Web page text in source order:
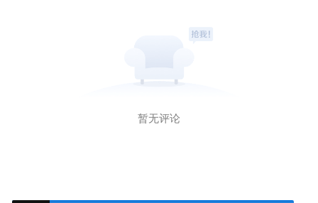
暂无评论